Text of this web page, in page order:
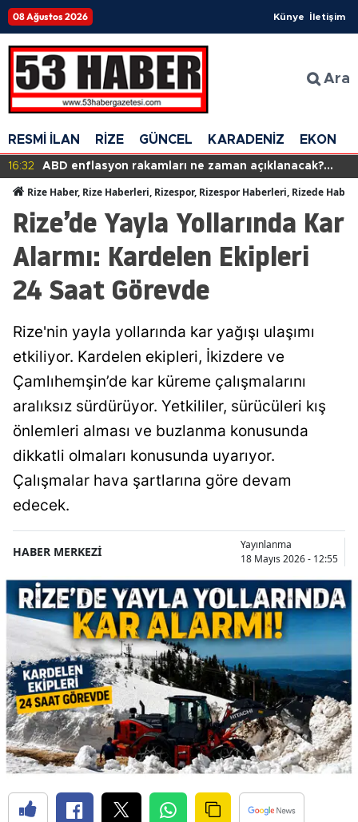
08 Ağustos 2026 Künye İletişim
Ara
RESMİ İLAN RİZE GÜNCEL KARADENİZ
16:32
ABD enflasyon rakamları ne zaman açıklanacak?
Rize Haber, Rize Haberleri, Rizespor, Rizespor Haberleri, Rizede
Rize’de Yayla Yollarında Kar
Alarmı: Kardelen Ekipleri
24 Saat Görevde
Rize'nin yayla yollarında kar yağışı ulaşımı
etkiliyor. Kardelen ekipleri, İkizdere ve
Çamlıhemşin’de kar küreme çalışmalarını
aralıksız sürdürüyor. Yetkililer, sürücüleri kış
önlemleri alması ve buzlanma konusunda
dikkatli olmaları konusunda uyarıyor.
Çalışmalar hava şartlarına göre devam
edecek.
HABER MERKEZİ
Yayınlanma
18 Mayıs 2026 - 12:55